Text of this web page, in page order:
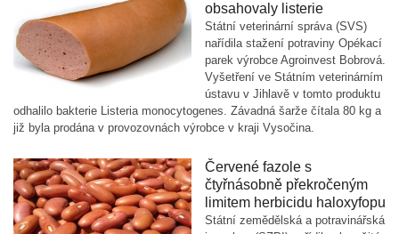
obsahovaly listerie
Státní veterinární správa (SVS)
nařídila stažení potraviny Opékací
parek výrobce Agroinvest Bobrová.
Vyšetření ve Státním veterinárním
ústavu v Jihlavě v tomto produktu
odhalilo bakterie Listeria monocytogenes. Závadná šarže čítala 80 kg a
již byla prodána v provozovnách výrobce v kraji Vysočina.
Červené fazole s
čtyřnásobně překročeným
limitem herbicidu haloxyfopu
Státní zemědělská a potravinářská